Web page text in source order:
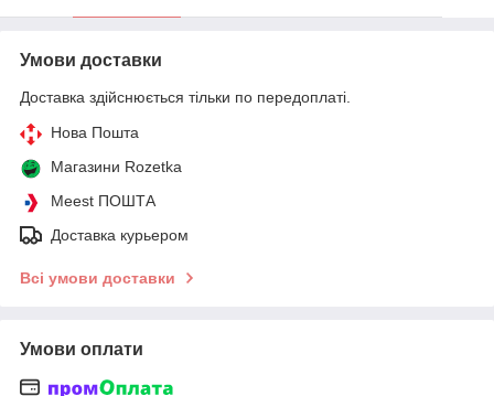
Умови доставки
Доставка здійснюється тільки по передоплаті.
Нова Пошта
Магазини Rozetka
Meest ПОШТА
Доставка курьером
Всі умови доставки
Умови оплати